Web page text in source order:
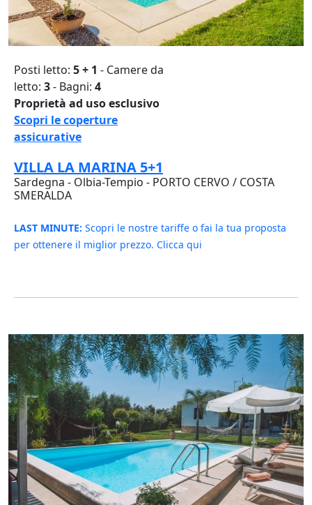
Posti letto: 5 + 1 - Camere da
letto: 3- Bagni: 4
Proprietà ad uso esclusivo
Scopri le coperture
assicurative
VILLA LA MARINA 5+1
Sardegna - Olbia-Tempio - PORTO CERVO / COSTA
SMERALDA
LAST MINUTE: Scopri le nostre tariffe o fai la tua proposta
per ottenere il miglior prezzo. Clicca qui